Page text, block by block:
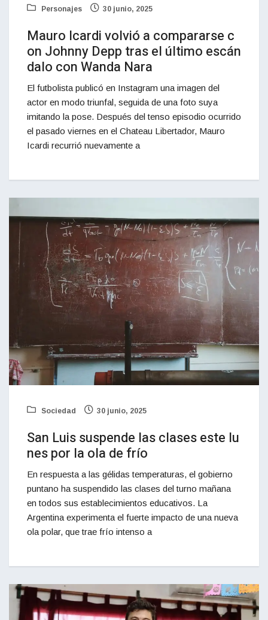
Personajes 30 junio, 2025
Mauro Icardi volvió a compararse c
on Johnny Depp tras el último escán
dalo con Wanda Nara
El futbolista publicó en Instagram una imagen del
actor en modo triunfal, seguida de una foto suya
imitando la pose. Después del tenso episodio ocurrido
el pasado viernes en el Chateau Libertador, Mauro
Icardi recurrió nuevamente a
Sociedad 30 junio, 2025
San Luis suspende las clases este lu
nes por la ola de frío
En respuesta a las gélidas temperaturas, el gobierno
puntano ha suspendido las clases del turno mañana
en todos sus establecimientos educativos. La
Argentina experimenta el fuerte impacto de una nueva
ola polar, que trae frío intenso a